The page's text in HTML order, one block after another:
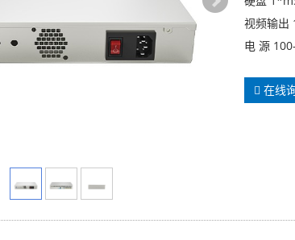
视频输出
电 源
在线